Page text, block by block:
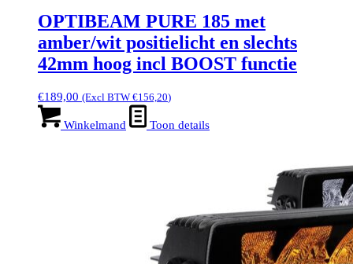
OPTIBEAM PURE 185 met
amber/wit positielicht en slechts
42mm hoog incl BOOST functie
€189,00 (Excl BTW €156,20)
Winkelmand Toon details